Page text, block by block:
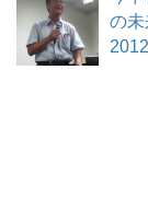
の未